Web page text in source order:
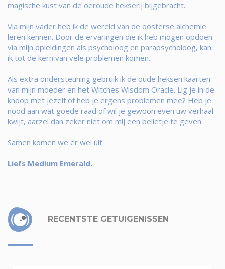
magische kust van de oeroude hekserij bijgebracht.
Via mijn vader heb ik de wereld van de oosterse alchemie
leren kennen. Door de ervaringen die ik heb mogen opdoen
via mijn opleidingen als psycholoog en parapsycholoog, kan
ik tot de kern van vele problemen komen.
Als extra ondersteuning gebruik ik de oude heksen kaarten
van mijn moeder en het Witches Wisdom Oracle. Lig je in de
knoop met jezelf of heb je ergens problemen mee? Heb je
nood aan wat goede raad of wil je gewoon even uw verhaal
kwijt, aarzel dan zeker niet om mij een belletje te geven.
Samen komen we er wel uit.
Liefs Medium Emerald.
RECENTSTE GETUIGENISSEN